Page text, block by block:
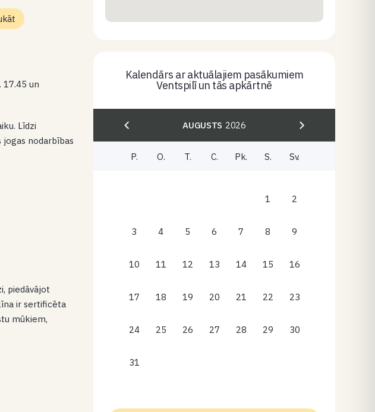
17.45 un
Līdzi
jogas nodarbības
piedāvājot
ir sertificēta
mūkiem,
Kalendārs ar aktuālajiem pasākumiem
Ventspilī un tās apkārtnē
AUGUSTS 2026
P. O. T. C. Pk. S. Sv.
1 2
3 4 5 6 7 8 9
10 11 12 13 14 15 16
17 18 19 20 21 22 23
24 25 26 27 28 29 30
31